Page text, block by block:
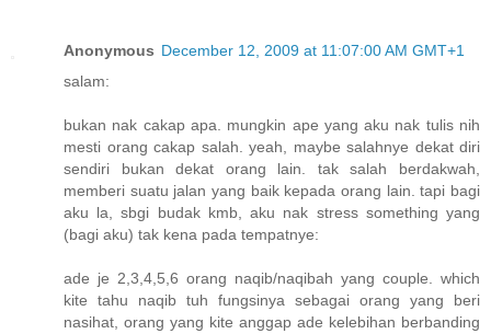
Anonymous December 12, 2009 at 11:07:00 AM GMT+1
salam:
bukan nak cakap apa. mungkin ape yang aku nak tulis nih
mesti orang cakap salah. yeah, maybe salahnye dekat diri
sendiri bukan dekat orang lain. tak salah berdakwah,
memberi suatu jalan yang baik kepada orang lain. tapi bagi
aku la, sbgi budak kmb, aku nak stress something yang
(bagi aku) tak kena pada tempatnye:
ade je 2,3,4,5,6 orang naqib/naqibah yang couple. which
kite tahu naqib tuh fungsinya sebagai orang yang beri
nasihat, orang yang kite anggap ade kelebihan berbanding